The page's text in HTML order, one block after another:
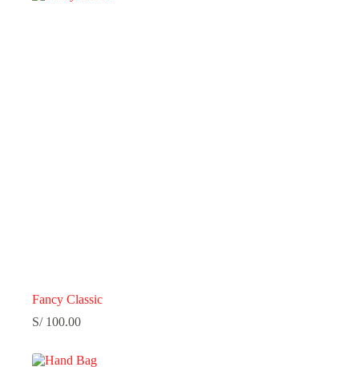
Fancy Classic
S/100.00